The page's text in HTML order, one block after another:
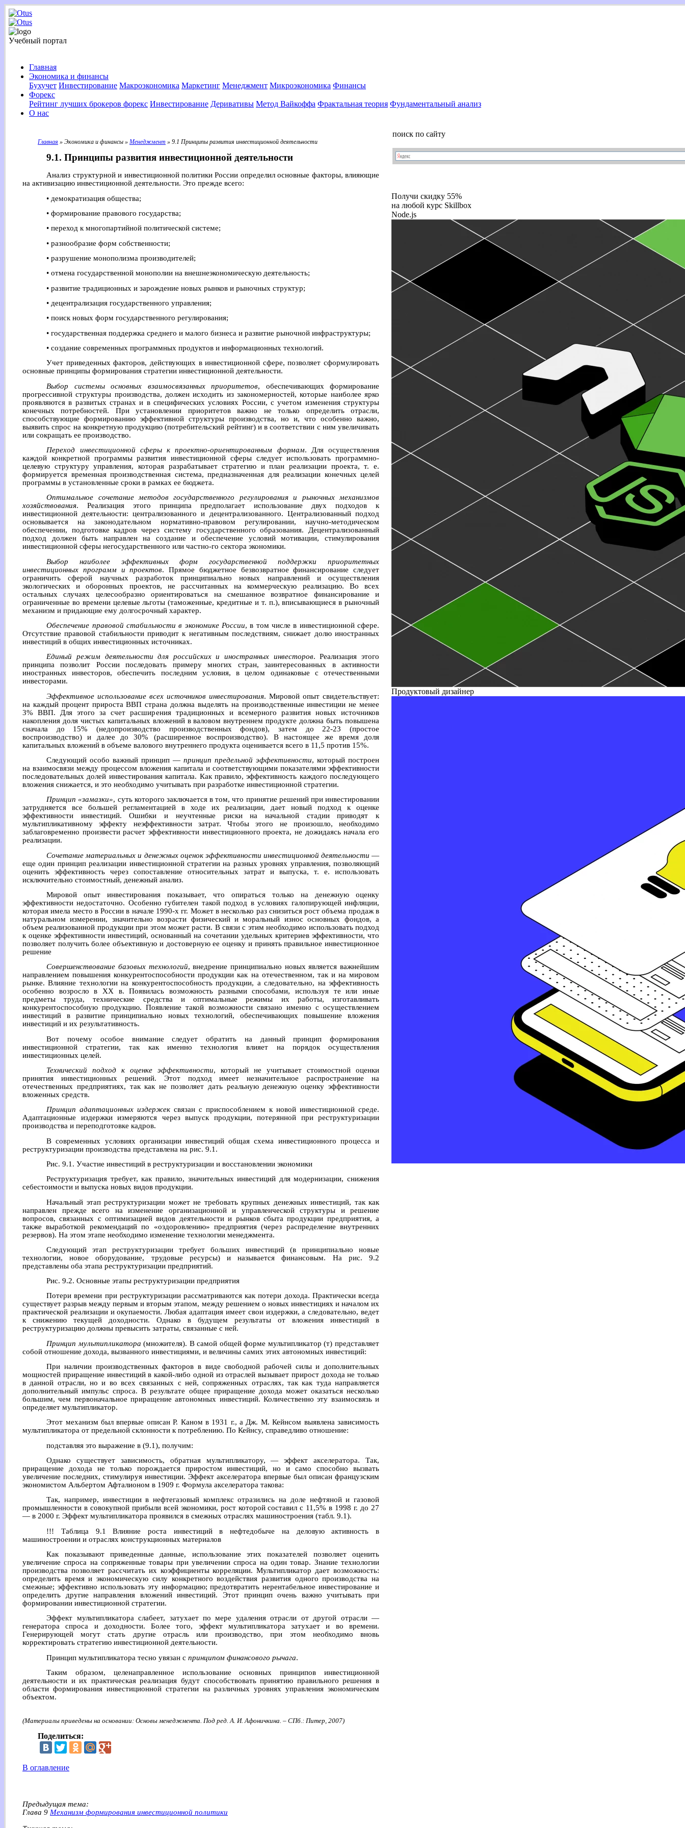
Учебный портал
Главная
Экономика и финансы
Бухучет Инвестирование Макроэкономика Маркетинг Менеджмент Микроэкономика Финансы
Форекс
Рейтинг лучших брокеров форекс Инвестирование Деривативы Метод Вайкоффа Фрактальная теория Фундаментальный анализ
О нас
Главная » Экономика и финансы » Менеджмент » 9.1 Принципы развития инвестиционной деятельности
9.1. Принципы развития инвестиционной деятельности
Анализ структурной и инвестиционной политики России определил основные факторы, влияющие
на активизацию инвестиционной деятельности. Это прежде всего:
• демократизация общества;
• формирование правового государства;
• переход к многопартийной политической системе;
• разнообразие форм собственности;
• разрушение монополизма производителей;
• отмена государственной монополии на внешнеэкономическую деятельность;
• развитие традиционных и зарождение новых рынков и рыночных структур;
• децентрализация государственного управления;
• поиск новых форм государственного регулирования;
• государственная поддержка среднего и малого бизнеса и развитие рыночной инфраструктуры;
• создание современных программных продуктов и информационных технологий.
Учет приведенных факторов, действующих в инвестиционной сфере, позволяет сформулировать
основные принципы формирования стратегии инвестиционной деятельности.
Выбор системы основных взаимосвязанных приоритетов, обеспечивающих формирование
прогрессивной структуры производства, должен исходить из закономерностей, которые наиболее ярко
проявляются в развитых странах и в специфических условиях России, с учетом изменения структуры
конечных потребностей. При установлении приоритетов важно не только определить отрасли,
способствующие формированию эффективной структуры производства, но и, что особенно важно,
выявить спрос на конкретную продукцию (потребительский рейтинг) и в соответствии с ним увеличивать
или сокращать ее производство.
Переход инвестиционной сферы к проектно-ориентированным формам. Для осуществления
каждой конкретной программы развития инвестиционной сферы следует использовать программно-
целевую структуру управления, которая разрабатывает стратегию и план реализации проекта, т. е.
формируется временная производственная система, предназначенная для реализации конечных целей
программы в установленные сроки в рамках ее бюджета.
Оптимальное сочетание методов государственного регулирования и рыночных механизмов
хозяйствования. Реализация этого принципа предполагает использование двух подходов к
инвестиционной деятельности: централизованного и децентрализованного. Централизованный подход
основывается на законодательном нормативно-правовом регулировании, научно-методическом
обеспечении, подготовке кадров через систему государственного образования. Децентрализованный
подход должен быть направлен на создание и обеспечение условий мотивации, стимулирования
инвестиционной сферы негосударственного или частно-го сектора экономики.
Выбор наиболее эффективных форм государственной поддержки приоритетных
инвестиционных программ и проектов. Прямое бюджетное безвозвратное финансирование следует
ограничить сферой научных разработок принципиально новых направлений и осуществления
экологических и оборонных проектов, не рассчитанных на коммерческую реализацию. Во всех
остальных случаях целесообразно ориентироваться на смешанное возвратное финансирование и
ограниченные во времени целевые льготы (таможенные, кредитные и т. п.), вписывающиеся в рыночный
механизм и придающие ему долгосрочный характер.
Обеспечение правовой стабильности в экономике России, в том числе в инвестиционной сфере.
Отсутствие правовой стабильности приводит к негативным последствиям, снижает долю иностранных
инвестиций в общих инвестиционных источниках.
Единый режим деятельности для российских и иностранных инвесторов. Реализация этого
принципа позволит России последовать примеру многих стран, заинтересованных в активности
иностранных инвесторов, обеспечить последним условия, в целом одинаковые с отечественными
инвесторами.
Эффективное использование всех источников инвестирования. Мировой опыт свидетельствует:
на каждый процент прироста ВВП страна должна выделять на производственные инвестиции не менее
3% ВВП. Для этого за счет расширения традиционных и всемерного развития новых источников
накопления доля чистых капитальных вложений в валовом внутреннем продукте должна быть повышена
сначала до 15% (недопроизводство производственных фондов), затем до 22-23 (простое
воспроизводство) и далее до 30% (расширенное воспроизводство). В настоящее же время доля
капитальных вложений в объеме валового внутреннего продукта оценивается всего в 11,5 против 15%.
Следующий особо важный принцип —принцип предельной эффективности, который построен
на взаимосвязи между процессом вложения капитала и соответствующими показателями эффективности
последовательных долей инвестирования капитала. Как правило, эффективность каждого последующего
вложения снижается, и это необходимо учитывать при разработке инвестиционной стратегии.
Принцип «замазки», суть которого заключается в том, что принятие решений при инвестировании
затрудняется все большей регламентацией в ходе их реализации, дает новый подход к оценке
эффективности инвестиций. Ошибки и неучтенные риски на начальной стадии приводят к
мультипликативному эффекту неэффективности затрат. Чтобы этого не произошло, необходимо
заблаговременно произвести расчет эффективности инвестиционного проекта, не дожидаясь начала его
реализации.
Сочетание материальных и денежных оценок эффективности инвестиционной деятельности —
еще один принцип реализации инвестиционной стратегии на разных уровнях управления, позволяющий
оценить эффективность через сопоставление относительных затрат и выпуска, т. е. использовать
исключительно стоимостный, денежный анализ.
Мировой опыт инвестирования показывает, что опираться только на денежную оценку
эффективности недостаточно. Особенно губителен такой подход в условиях галопирующей инфляции,
которая имела место в России в начале 1990-х гг. Может в несколько раз снизиться рост объема продаж в
натуральном измерении, значительно возрасти физический и моральный износ основных фондов, а
объем реализованной продукции при этом может расти. В связи с этим необходимо использовать подход
к оценке эффективности инвестиций, основанный на сочетании удельных критериев эффективности, что
позволяет получить более объективную и достоверную ее оценку и принять правильное инвестиционное
решение
Совершенствование базовых технологий, внедрение принципиально новых является важнейшим
направлением повышения конкурентоспособности продукции как на отечественном, так и на мировом
рынке. Влияние технологии на конкурентоспособность продукции, а следовательно, на эффективность
особенно возросло в XX в. Появилась возможность разными способами, используя те или иные
предметы труда, технические средства и оптимальные режимы их работы, изготавливать
конкурентоспособную продукцию. Появление такой возможности связано именно с осуществлением
инвестиций в развитие принципиально новых технологий, обеспечивающих повышение вложения
инвестиций и их результативность.
Вот почему особое внимание следует обратить на данный принцип формирования
инвестиционной стратегии, так как именно технология влияет на порядок осуществления
инвестиционных целей.
Технический подход к оценке эффективности, который не учитывает стоимостной оценки
принятия инвестиционных решений. Этот подход имеет незначительное распространение на
отечественных предприятиях, так как не позволяет дать реальную денежную оценку эффективности
вложенных средств.
Принцип адаптационных издержек связан с приспособлением к новой инвестиционной среде.
Адаптационные издержки измеряются через выпуск продукции, потерянной при реструктуризации
производства и переподготовке кадров.
В современных условиях организации инвестиций общая схема инвестиционного процесса и
реструктуризации производства представлена на рис. 9.1.
Рис. 9.1. Участие инвестиций в реструктуризации и восстановлении экономики
Реструктуризация требует, как правило, значительных инвестиций для модернизации, снижения
себестоимости и выпуска новых видов продукции.
Начальный этап реструктуризации может не требовать крупных денежных инвестиций, так как
направлен прежде всего на изменение организационной и управленческой структуры и решение
вопросов, связанных с оптимизацией видов деятельности и рынков сбыта продукции предприятия, а
также выработкой рекомендаций по «оздоровлению» предприятия (через распределение внутренних
резервов). На этом этапе необходимо изменение технологии менеджмента.
Следующий этап реструктуризации требует больших инвестиций (в принципиально новые
технологии, новое оборудование, трудовые ресурсы) и называется финансовым. На рис. 9.2
представлены оба этапа реструктуризации предприятий.
Рис. 9.2. Основные этапы реструктуризации предприятия
Потери времени при реструктуризации рассматриваются как потери дохода. Практически всегда
существует разрыв между первым и вторым этапом, между решением о новых инвестициях и началом их
практической реализации и окупаемости. Любая адаптация имеет свои издержки, а следовательно, ведет
к снижению текущей доходности. Однако в будущем результаты от вложения инвестиций в
реструктуризацию должны превысить затраты, связанные с ней.
Принцип мультипликатора (множителя). В самой общей форме мультипликатор (т) представляет
собой отношение дохода, вызванного инвестициями, и величины самих этих автономных инвестиций:
При наличии производственных факторов в виде свободной рабочей силы и дополнительных
мощностей приращение инвестиций в какой-либо одной из отраслей вызывает прирост дохода не только
в данной отрасли, но и во всех связанных с ней, сопряженных отраслях, так как туда направляется
дополнительный импульс спроса. В результате общее приращение дохода может оказаться несколько
большим, чем первоначальное приращение автономных инвестиций. Количественно эту взаимосвязь и
определяет мультипликатор.
Этот механизм был впервые описан Р. Каном в 1931 г., а Дж. М. Кейнсом выявлена зависимость
мультипликатора от предельной склонности к потреблению. По Кейнсу, справедливо отношение:
подставляя это выражение в (9.1), получим:
Однако существует зависимость, обратная мультипликатору, — эффект акселератора. Так,
приращение дохода не только порождается приростом инвестиций, но и само способно вызвать
увеличение последних, стимулируя инвестиции. Эффект акселератора впервые был описан французским
экономистом Альбертом Афталионом в 1909 г. Формула акселератора такова:
Так, например, инвестиции в нефтегазовый комплекс отразились на доле нефтяной и газовой
промышленности в совокупной прибыли всей экономики, рост которой составил с 11,5% в 1998 г. до 27
— в 2000 г. Эффект мультипликатора проявился в смежных отраслях машиностроения (табл. 9.1).
!!! Таблица 9.1 Влияние роста инвестиций в нефтедобыче на деловую активность в
машиностроении и отраслях конструкционных материалов
Как показывают приведенные данные, использование этих показателей позволяет оценить
увеличение спроса на сопряженные товары при увеличении спроса на один товар. Знание технологии
производства позволяет рассчитать их коэффициенты корреляции. Мультипликатор дает возможность:
определить время и экономическую силу конкретного воздействия развития одного производства на
смежные; эффективно использовать эту информацию; предотвратить нерентабельное инвестирование и
определить другие направления вложений инвестиций. Этот принцип очень важно учитывать при
формировании инвестиционной стратегии.
Эффект мультипликатора слабеет, затухает по мере удаления отрасли от другой отрасли —
генератора спроса и доходности. Более того, эффект мультипликатора затухает и во времени.
Генерирующей могут стать другие отрасль или производство, при этом необходимо вновь
корректировать стратегию инвестиционной деятельности.
Принцип мультипликатора тесно увязан спринципом финансового рычага.
Таким образом, целенаправленное использование основных принципов инвестиционной
деятельности и их практическая реализация будут способствовать принятию правильного решения в
области формирования инвестиционной стратегии на различных уровнях управления экономическим
объектом.
(Материалы приведены на основании: Основы менеджмента. Под ред. А. И. Афоничкина. – СПб.: Питер, 2007)
Поделиться:
В оглавление
Предыдущая тема:
Глава 9 Механизм формирования инвестиционной политики
поиск по сайту
Получи скидку 55%
на любой курс Skillbox
Node.js
Продуктовый дизайнер